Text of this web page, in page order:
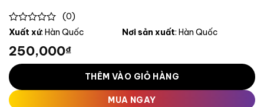
0
of
5
(0)
Xuất xứ: Hàn Quốc Nơi sản xuất: Hàn Quốc
250,000₫
THÊM VÀO GIỎ HÀNG
MUA NGAY